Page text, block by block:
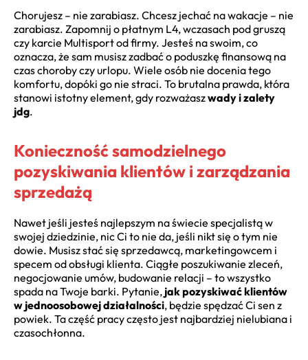
Chorujesz – nie zarabiasz. Chcesz jechać na wakacje – nie
zarabiasz. Zapomnij o płatnym L4, wczasach pod gruszą
czy karcie Multisport od firmy. Jesteś na swoim, co
oznacza, że sam musisz zadbać o poduszkę finansową na
czas choroby czy urlopu. Wiele osób nie docenia tego
komfortu, dopóki go nie straci. To brutalna prawda, która
stanowi istotny element, gdy rozważaszwady i zalety
jdg.
Konieczność samodzielnego
pozyskiwania klientów i zarządzania
sprzedażą
Nawet jeśli jesteś najlepszym na świecie specjalistą w
swojej dziedzinie, nic Ci to nie da, jeśli nikt się o tym nie
dowie. Musisz stać się sprzedawcą, marketingowcem i
specem od obsługi klienta. Ciągłe poszukiwanie zleceń,
negocjowanie umów, budowanie relacji – to wszystko
spada na Twoje barki. Pytanie, jak pozyskiwać klientów
w jednoosobowej działalności, będzie spędzać Ci sen z
powiek. Ta część pracy często jest najbardziej nielubiana i
czasochłonna.